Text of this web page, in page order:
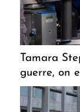
Tamara
guerre, on